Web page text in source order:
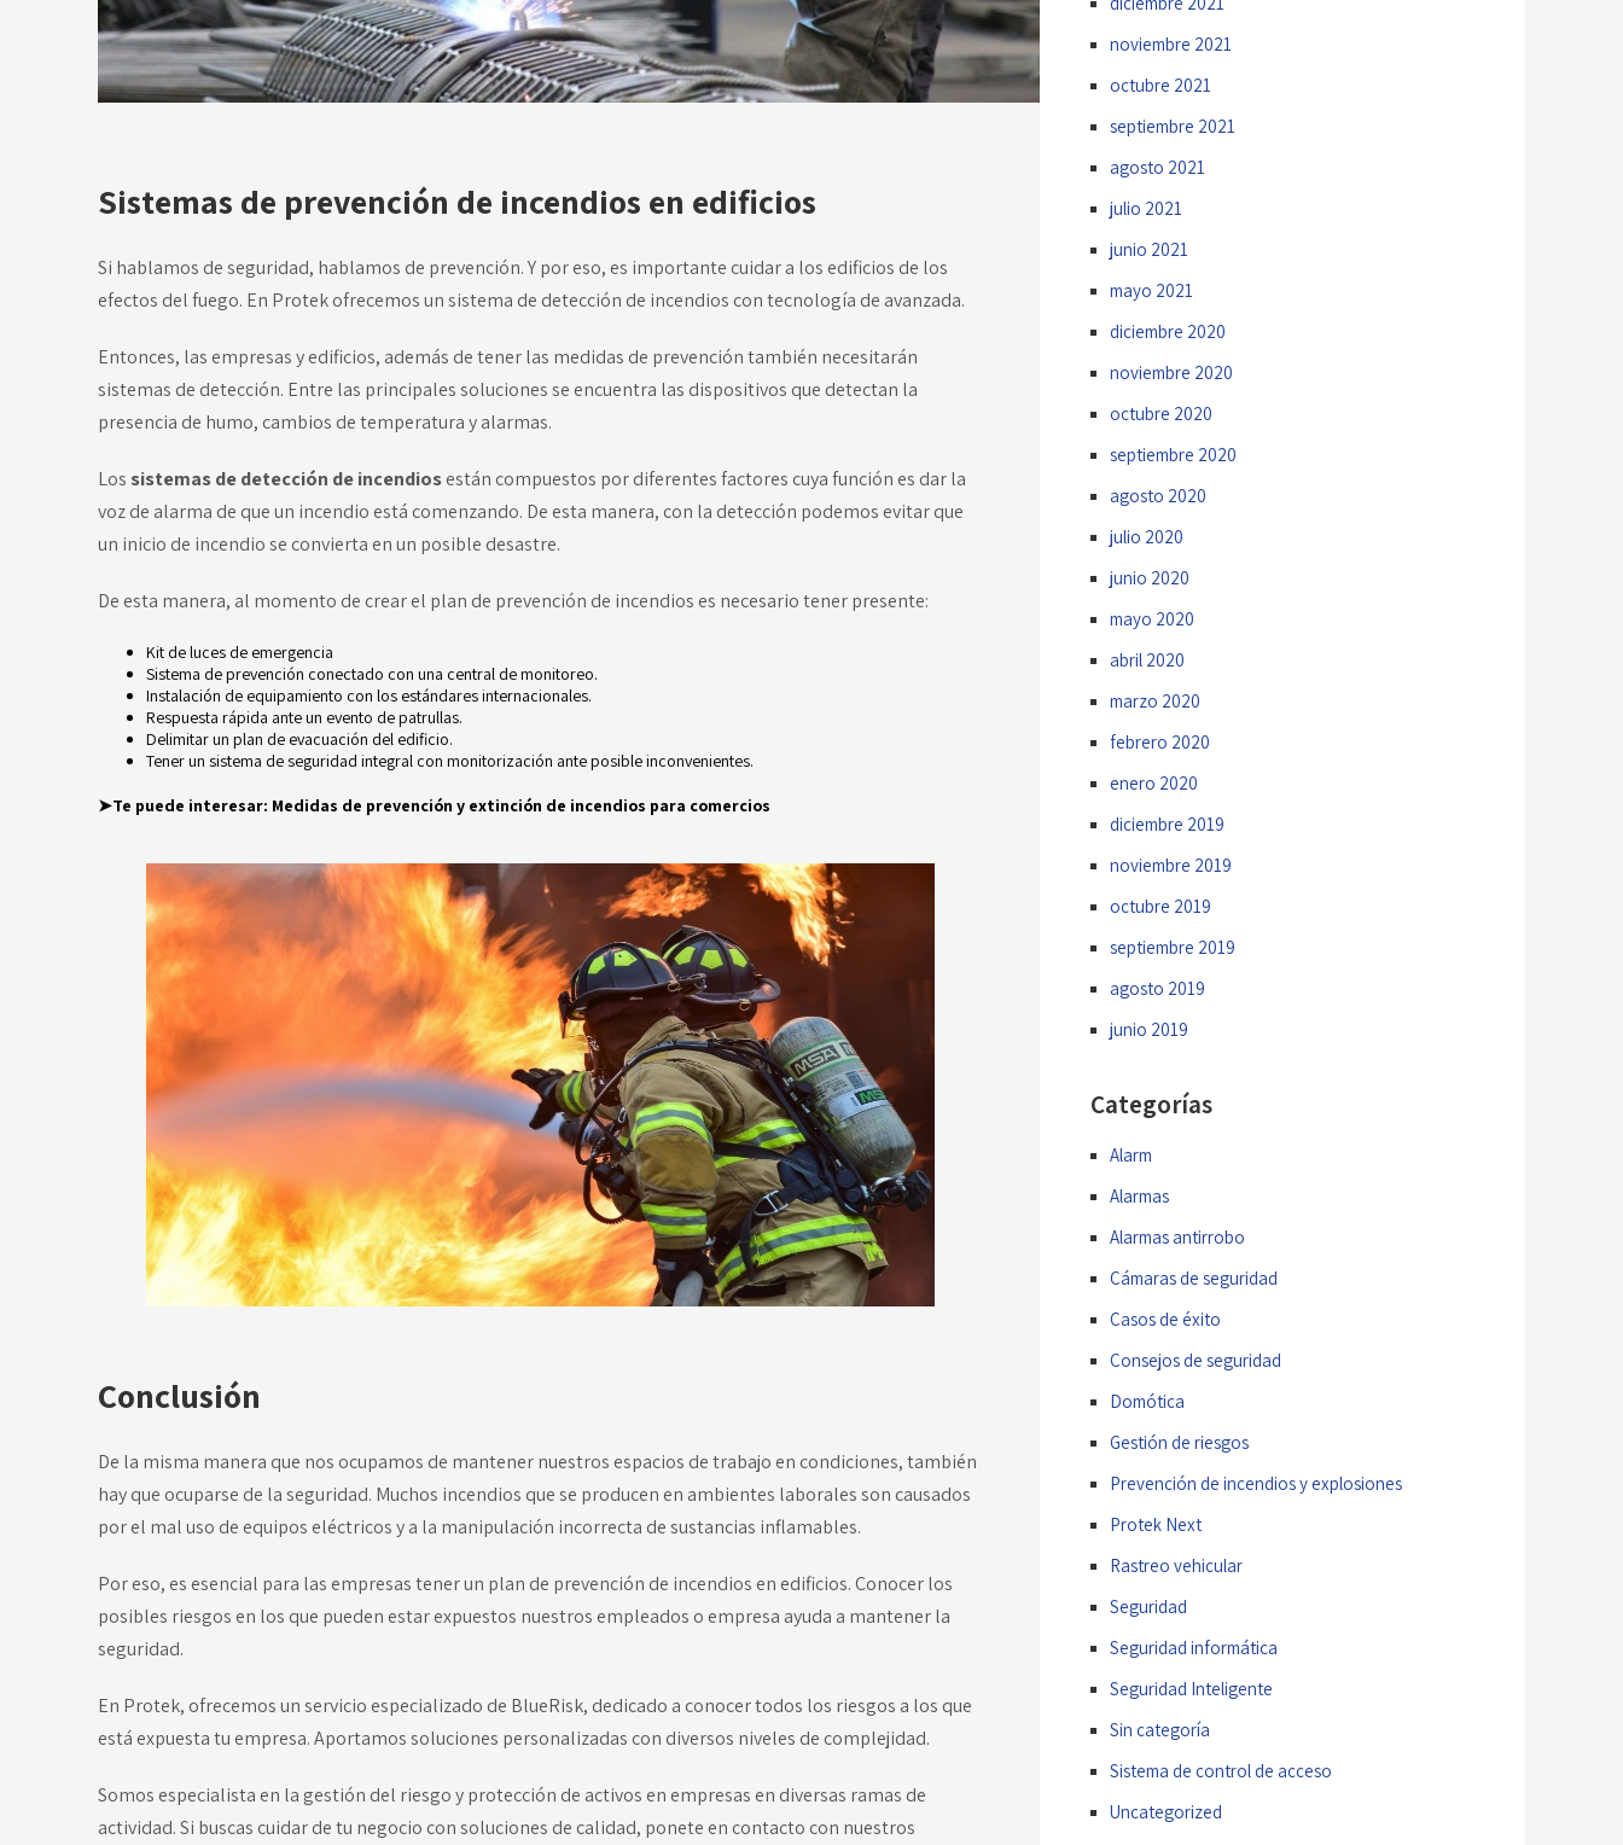
Sistemas de prevención de incendios en edificios
Si hablamos de seguridad, hablamos de prevención. Y por eso, es importante cuidar a los edificios de los
efectos del fuego. En Protek ofrecemos un sistema de detección de incendios con tecnología de avanzada.
Entonces, las empresas y edificios, además de tener las medidas de prevención también necesitarán
sistemas de detección. Entre las principales soluciones se encuentra las dispositivos que detectan la
presencia de humo, cambios de temperatura y alarmas.
Los sistemas de detección de incendiosestán compuestos por diferentes factores cuya función es dar la
voz de alarma de que un incendio está comenzando. De esta manera, con la detección podemos evitar que
un inicio de incendio se convierta en un posible desastre.
De esta manera, al momento de crear el plan de prevención de incendios es necesario tener presente:
Kit de luces de emergencia
Sistema de prevención conectado con una central de monitoreo.
Instalación de equipamiento con los estándares internacionales.
Respuesta rápida ante un evento de patrullas.
Delimitar un plan de evacuación del edificio.
Tener un sistema de seguridad integral con monitorización ante posible inconvenientes.
➤Te puede interesar: Medidas de prevención y extinción de incendios para comercios
Conclusión
De la misma manera que nos ocupamos de mantener nuestros espacios de trabajo en condiciones, también
hay que ocuparse de la seguridad. Muchos incendios que se producen en ambientes laborales son causados
por el mal uso de equipos eléctricos y a la manipulación incorrecta de sustancias inflamables.
Por eso, es esencial para las empresas tener un plan de prevención de incendios en edificios. Conocer los
posibles riesgos en los que pueden estar expuestos nuestros empleados o empresa ayuda a mantener la
seguridad.
En Protek, ofrecemos un servicio especializado de BlueRisk, dedicado a conocer todos los riesgos a los que
está expuesta tu empresa. Aportamos soluciones personalizadas con diversos niveles de complejidad.
Somos especialista en la gestión del riesgo y protección de activos en empresas en diversas ramas de
actividad. Si buscas cuidar de tu negocio con soluciones de calidad, ponete en contacto con nuestros
noviembre 2021
octubre 2021
septiembre 2021
agosto 2021
julio 2021
junio 2021
mayo 2021
diciembre 2020
noviembre 2020
octubre 2020
septiembre 2020
agosto 2020
julio 2020
junio 2020
mayo 2020
abril 2020
marzo 2020
febrero 2020
enero 2020
diciembre 2019
noviembre 2019
octubre 2019
septiembre 2019
agosto 2019
junio 2019
Categorías
Alarm
Alarmas
Alarmas antirrobo
Cámaras de seguridad
Casos de éxito
Consejos de seguridad
Domótica
Gestión de riesgos
Prevención de incendios y explosiones
Protek Next
Rastreo vehicular
Seguridad
Seguridad informática
Seguridad Inteligente
Sin categoría
Sistema de control de acceso
Uncategorized